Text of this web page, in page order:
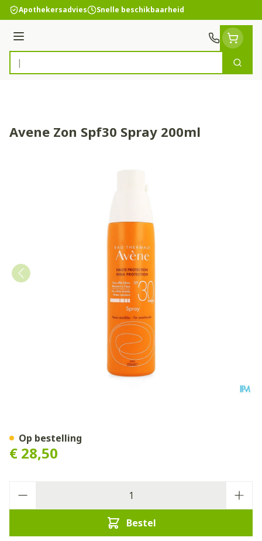
Ga naar de inhoud
Apothekersadvies Snelle beschikbaarheid
Menu
Product, merk, categorie...
Zoek
Avene Zon Spf30 Spray 200ml
€ 28,50
Bestel
Op bestelling